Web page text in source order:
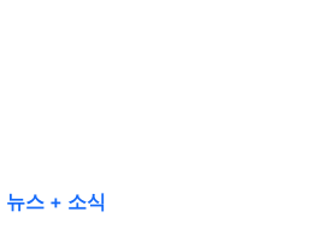
뉴스 + 소식